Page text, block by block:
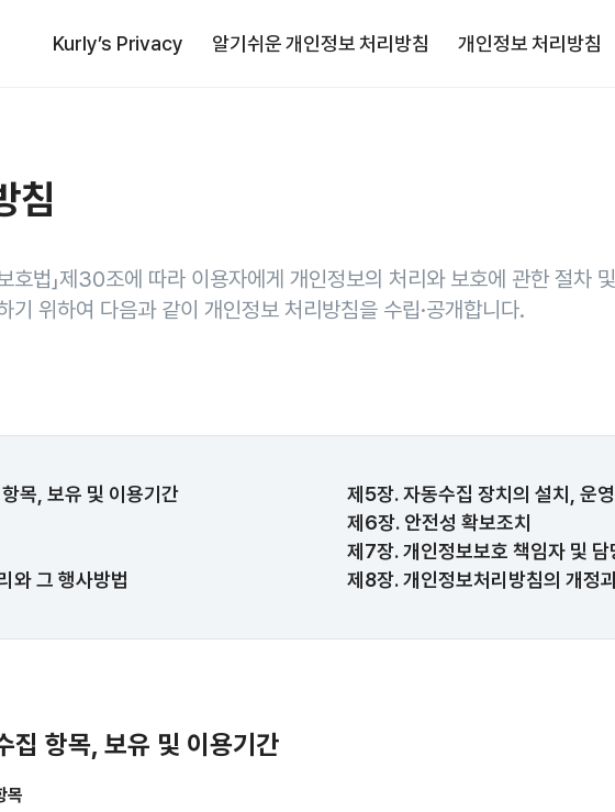
Kurly’s Privacy 알기쉬운 개인정보 처리방침 개인정보 처리방침
침
호법」제30조에 따라 이용자에게 개인정보의 처리와 보호에 관한 절차
기 위하여 다음과 같이 개인정보 처리방침을 수립·공개합니다.
목, 보유 및 이용기간
와 그 행사방법
제5장. 자동수집 장치의 설치, 운
제6장. 안전성 확보조치
제7장. 개인정보보호 책임자 및 담
제8장. 개인정보처리방침의 개정
집 항목, 보유 및 이용기간
목